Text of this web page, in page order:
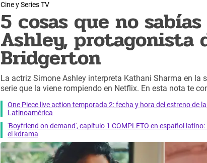
Cine y Series TV
5 cosas que no
Ashley, protagonista
Bridgerton
La actriz Simone Ashley interpreta Kathani Sharma en la
serie que la viene rompiendo en Netflix. En esta nota te
One Piece live action temporada 2: fecha y hora del estreno de
Latinoamérica
'Boyfriend on demand', capítulo 1 COMPLETO en español
el kdrama